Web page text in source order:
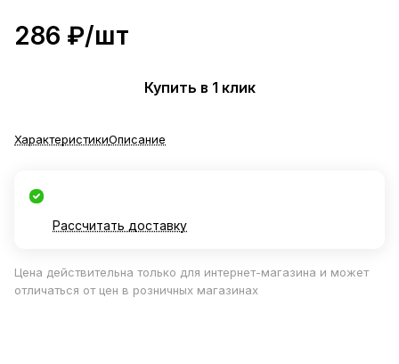
286 ₽/шт
Купить в 1 клик
ХарактеристикиОписание
Рассчитать доставку
Цена действительна только для интернет-магазина и может
отличаться от цен в розничных магазинах